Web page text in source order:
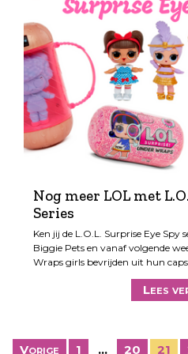
Nog meer LOL met
Series
Ken jij de L.O.L. Surprise Eye Spy
Biggie Pets en vanaf volgende
Wraps girls bevrijden uit hun
Lees
Vorige 1 … 20 21